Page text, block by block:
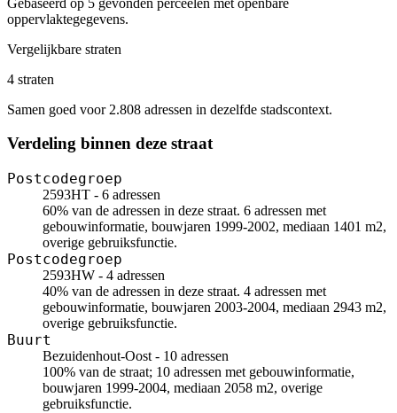
oppervlaktegegevens.
Vergelijkbare straten
4 straten
Samen goed voor 2.808 adressen in dezelfde stadscontext.
Verdeling binnen deze straat
Postcodegroep
2593HT - 6 adressen
60% van de adressen in deze straat. 6 adressen met
gebouwinformatie, bouwjaren 1999-2002, mediaan 1401 m2,
overige gebruiksfunctie.
Postcodegroep
2593HW - 4 adressen
40% van de adressen in deze straat. 4 adressen met
gebouwinformatie, bouwjaren 2003-2004, mediaan 2943 m2,
overige gebruiksfunctie.
Buurt
Bezuidenhout-Oost - 10 adressen
100% van de straat; 10 adressen met gebouwinformatie,
bouwjaren 1999-2004, mediaan 2058 m2, overige
gebruiksfunctie.